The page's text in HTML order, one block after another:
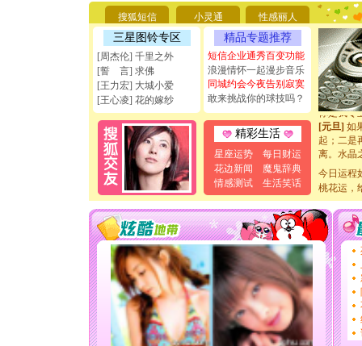
搜狐短信 小灵通 性感丽人
三星图铃专区
[周杰伦] 千里之外
[誓 言] 求佛
[王力宏] 大城小爱
[王心凌] 花的嫁纱
精品专题推荐
短信企业通秀百变功能
浪漫情怀一起漫步音乐
同城约会今夜告别寂寞
敢来挑战你的球技吗？
精彩生活
星座运势
每日财运
花边新闻
魔鬼辞典
情感测试
生活笑话
[圣诞节]
能正大光
天都要快
[圣诞节]
如意,快
[元旦]看
断电。爱
你是我专
[元旦]如
起；二是
离。水晶
[元旦] 当
泣，这痛
卖了。水
[春节]风
颜！冬去
道一声
[春节]传
片叶子
送你一
[圣诞节]
你太多
要平安
[圣诞节]
能正大
今日运程
桃花运，